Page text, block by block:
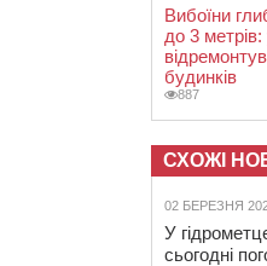
Вибоїни
до 3
будинків
887
СХОЖІ
02 БЕРЕЗНЯ
У
сьогодні